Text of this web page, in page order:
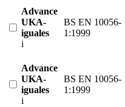
Advance
UKA-
iguales
i
BS EN 10056-
1:1999
Advance
UKA-
iguales
i
BS EN 10056-
1:1999